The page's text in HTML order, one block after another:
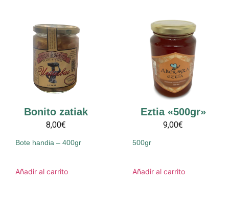
Bonito zatiak
8,00€
Bote handia – 400gr
Añadir al carrito
Eztia «500gr»
9,00€
500gr
Añadir al carrito